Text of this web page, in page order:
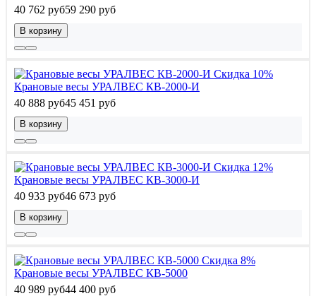
40 762 руб59 290 руб
В корзину
Скидка 10%
Крановые весы УРАЛВЕС КВ-2000-И
40 888 руб45 451 руб
В корзину
Скидка 12%
Крановые весы УРАЛВЕС КВ-3000-И
40 933 руб46 673 руб
В корзину
Скидка 8%
Крановые весы УРАЛВЕС КВ-5000
40 989 руб44 400 руб